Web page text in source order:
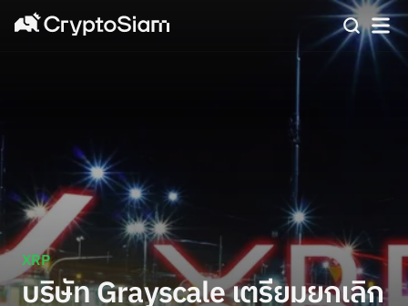
XRP
บริษัท Grayscale เตรียมยกเลิก